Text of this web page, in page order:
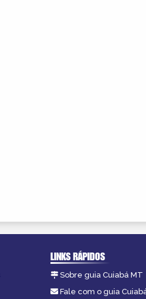
LINKS RÁPIDOS
Sobre guia Cuiabá MT
Fale com o guia